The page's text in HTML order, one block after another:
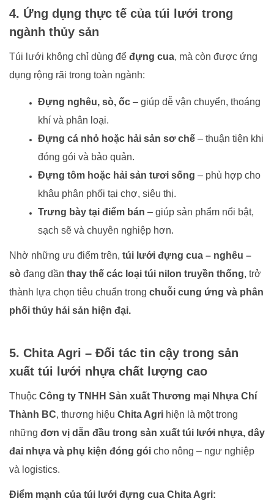
4. Ứng dụng thực tế của túi lưới trong
ngành thủy sản
Túi lưới không chỉ dùng để đựng cua, mà còn được ứng
dụng rộng rãi trong toàn ngành:
Đựng nghêu, sò, ốc – giúp dễ vận chuyển, thoáng
khí và phân loại.
Đựng cá nhỏ hoặc hải sản sơ chế – thuận tiện khi
đóng gói và bảo quản.
Đựng tôm hoặc hải sản tươi sống – phù hợp cho
khâu phân phối tại chợ, siêu thị.
Trưng bày tại điểm bán – giúp sản phẩm nổi bật,
sạch sẽ và chuyên nghiệp hơn.
Nhờ những ưu điểm trên, túi lưới đựng cua – nghêu –
sò đang dần thay thế các loại túi nilon truyền thống, trở
thành lựa chọn tiêu chuẩn trong chuỗi cung ứng và phân
phối thủy hải sản hiện đại.
5. Chita Agri – Đối tác tin cậy trong sản
xuất túi lưới nhựa chất lượng cao
Thuộc Công ty TNHH Sản xuất Thương mại Nhựa Chí
Thành BC, thương hiệu Chita Agri hiện là một trong
những đơn vị dẫn đầu trong sản xuất túi lưới nhựa, dây
đai nhựa và phụ kiện đóng gói cho nông – ngư nghiệp
và logistics.
Điểm mạnh của túi lưới đựng cua Chita Agri: